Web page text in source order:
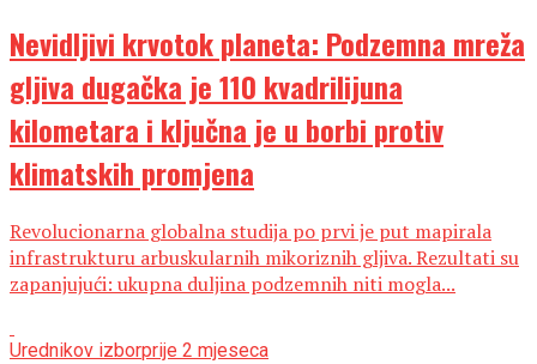
Nevidljivi krvotok planeta: Podzemna mreža
gljiva dugačka je 110 kvadrilijuna
kilometara i ključna je u borbi protiv
klimatskih promjena
Revolucionarna globalna studija po prvi je put mapirala
infrastrukturu arbuskularnih mikoriznih gljiva. Rezultati su
zapanjujući: ukupna duljina podzemnih niti mogla...
Urednikov izborprije 2 mjeseca